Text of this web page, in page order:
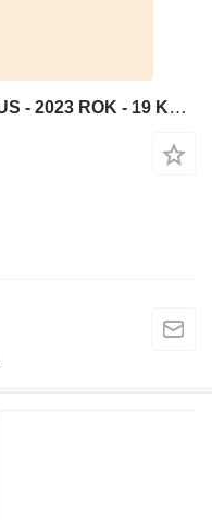
Locust 753 POWER SPEED PLUS - 2023 ROK - 19 KM/H